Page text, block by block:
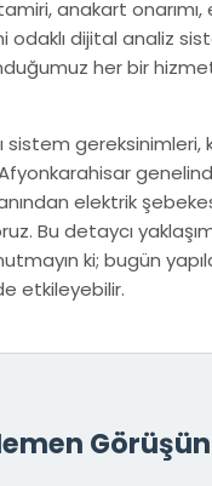
anakart onarımı,
odaklı dijital analiz
her bir
sistem
elektrik
Bu detaycı
ki; bugün
etkileyebilir.
Görüşün